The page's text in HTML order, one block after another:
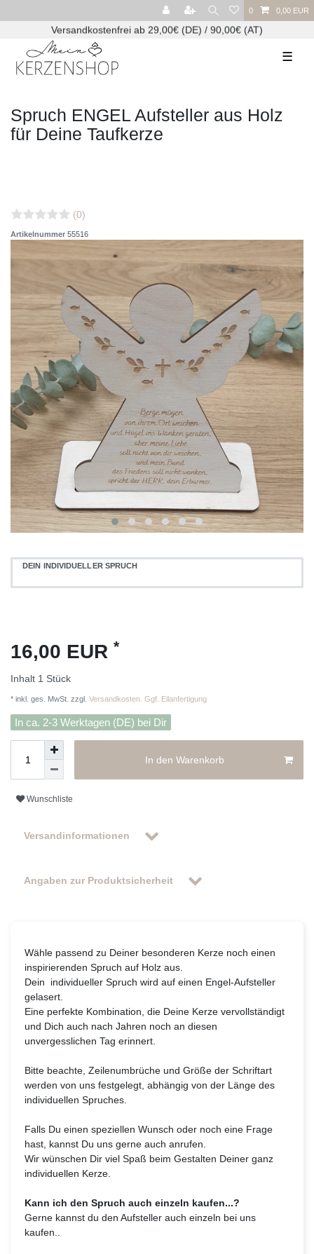
0 0,00 EUR
Versandkostenfrei ab 29,00€ (DE) / 90,00€ (AT)
☰
Spruch ENGEL Aufsteller aus Holz
für Deine Taufkerze
(0)
Artikelnummer 55516
DEIN INDIVIDUELLER SPRUCH
16,00 EUR *
Inhalt 1 Stück
* inkl. ges. MwSt. zzgl. Versandkosten. Ggf. Eilanfertigung
In ca. 2-3 Werktagen (DE) bei Dir
In den Warenkorb
Wunschliste
Versandinformationen
Angaben zur Produktsicherheit
Wähle passend zu Deiner besonderen Kerze noch einen
inspirierenden Spruch auf Holz aus.
Dein individueller Spruch wird auf einen Engel-Aufsteller
gelasert.
Eine perfekte Kombination, die Deine Kerze vervollständigt
und Dich auch nach Jahren noch an diesen
unvergesslichen Tag erinnert.
Bitte beachte, Zeilenumbrüche und Größe der Schriftart
werden von uns festgelegt, abhängig von der Länge des
individuellen Spruches.
Falls Du einen speziellen Wunsch oder noch eine Frage
hast, kannst Du uns gerne auch anrufen.
Wir wünschen Dir viel Spaß beim Gestalten Deiner ganz
individuellen Kerze.
Kann ich den Spruch auch einzeln kaufen...?
Gerne kannst du den Aufsteller auch einzeln bei uns
kaufen..